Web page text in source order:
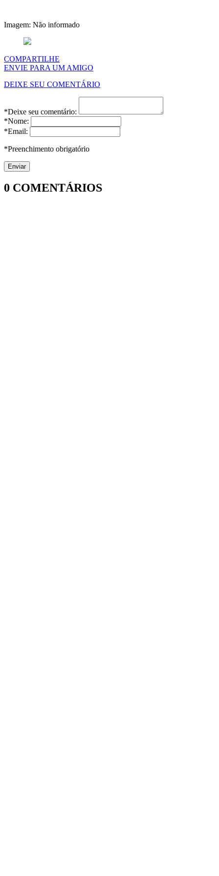
Imagem: Não informado
COMPARTILHE
ENVIE PARA UM AMIGO
DEIXE SEU COMENTÁRIO
*Deixe seu comentário:
*Nome:
*Email:
*Preenchimento obrigatório
0 COMENTÁRIOS